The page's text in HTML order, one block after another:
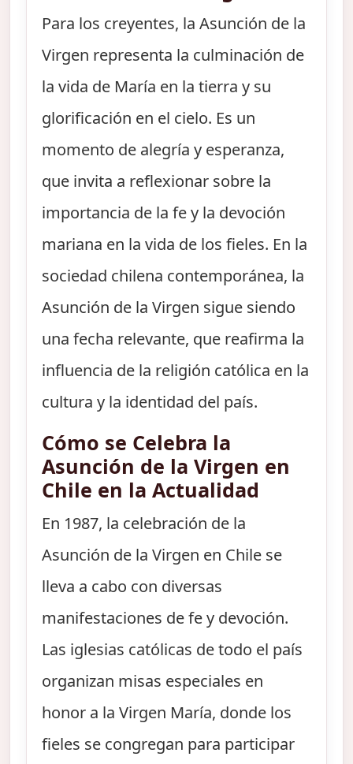
Para los creyentes, la Asunción de la
Virgen representa la culminación de
la vida de María en la tierra y su
glorificación en el cielo. Es un
momento de alegría y esperanza,
que invita a reflexionar sobre la
importancia de la fe y la devoción
mariana en la vida de los fieles. En la
sociedad chilena contemporánea, la
Asunción de la Virgen sigue siendo
una fecha relevante, que reafirma la
influencia de la religión católica en la
cultura y la identidad del país.
Cómo se Celebra la
Asunción de la Virgen en
Chile en la Actualidad
En 1987, la celebración de la
Asunción de la Virgen en Chile se
lleva a cabo con diversas
manifestaciones de fe y devoción.
Las iglesias católicas de todo el país
organizan misas especiales en
honor a la Virgen María, donde los
fieles se congregan para participar